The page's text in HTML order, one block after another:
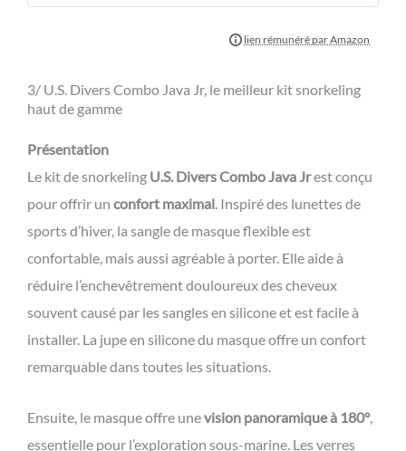
3/ U.S. Divers Combo Java Jr, le meilleur kit snorkeling
haut de gamme
Présentation
Le kit de snorkeling U.S. Divers Combo Java Jrest conçu
pour offrir un confort maximal . Inspiré des lunettes de
sports d’hiver, la sangle de masque flexible est
confortable, mais aussi agréable à porter. Elle aide à
réduire l’enchevêtrement douloureux des cheveux
souvent causé par les sangles en silicone et est facile à
installer. La jupe en silicone du masque offre un confort
remarquable dans toutes les situations.
Ensuite, le masque offre unevision panoramique à 180°,
essentielle pour l’exploration sous-marine. Les verres